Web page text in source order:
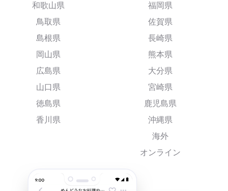
和歌山県
鳥取県
島根県
岡山県
広島県
山口県
徳島県
香川県
福岡県
佐賀県
長崎県
熊本県
大分県
宮崎県
鹿児島県
沖縄県
海外
オンライン